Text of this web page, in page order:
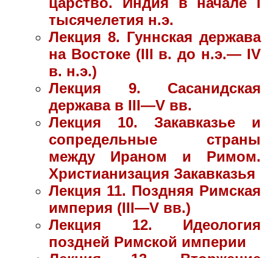
тысячелетия н.э.
Лекция 8. Гуннская держава
на Востоке (III в. до н.э.— IV
в. н.э.)
Лекция 9. Сасанидская
держава в III—V вв.
Лекция 10. Закавказье и
сопредельные страны
между Ираном и Римом.
Христианизация Закавказья
Лекция 11. Поздняя Римская
империя (III—V вв.)
Лекция 12. Идеология
поздней Римской империи